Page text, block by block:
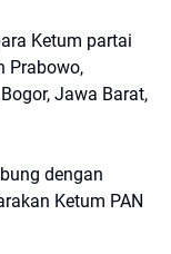
Ketum partai
Prabowo,
Jawa Barat,
dengan
Ketum PAN